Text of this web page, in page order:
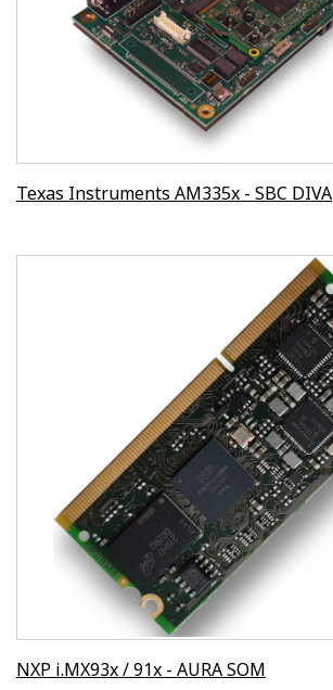
Texas Instruments AM335x - SBC DIVA
NXP i.MX93x / 91x - AURA SOM